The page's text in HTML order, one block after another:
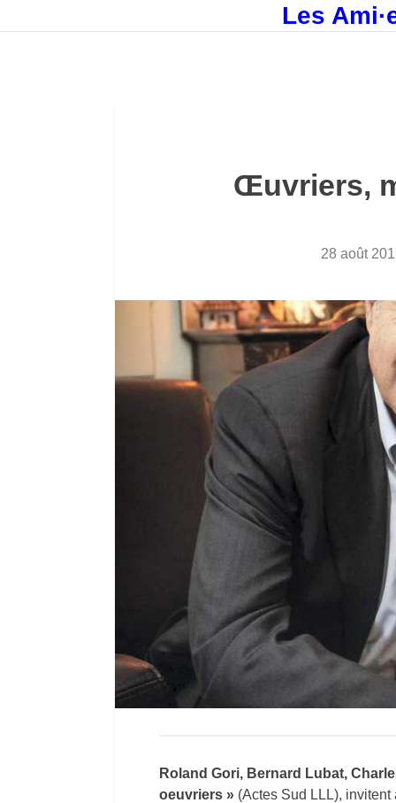
Les
Œuvriers,
28 août
Roland Gori, Bernard Lubat,
oeuvriers » (Actes Sud LLL),